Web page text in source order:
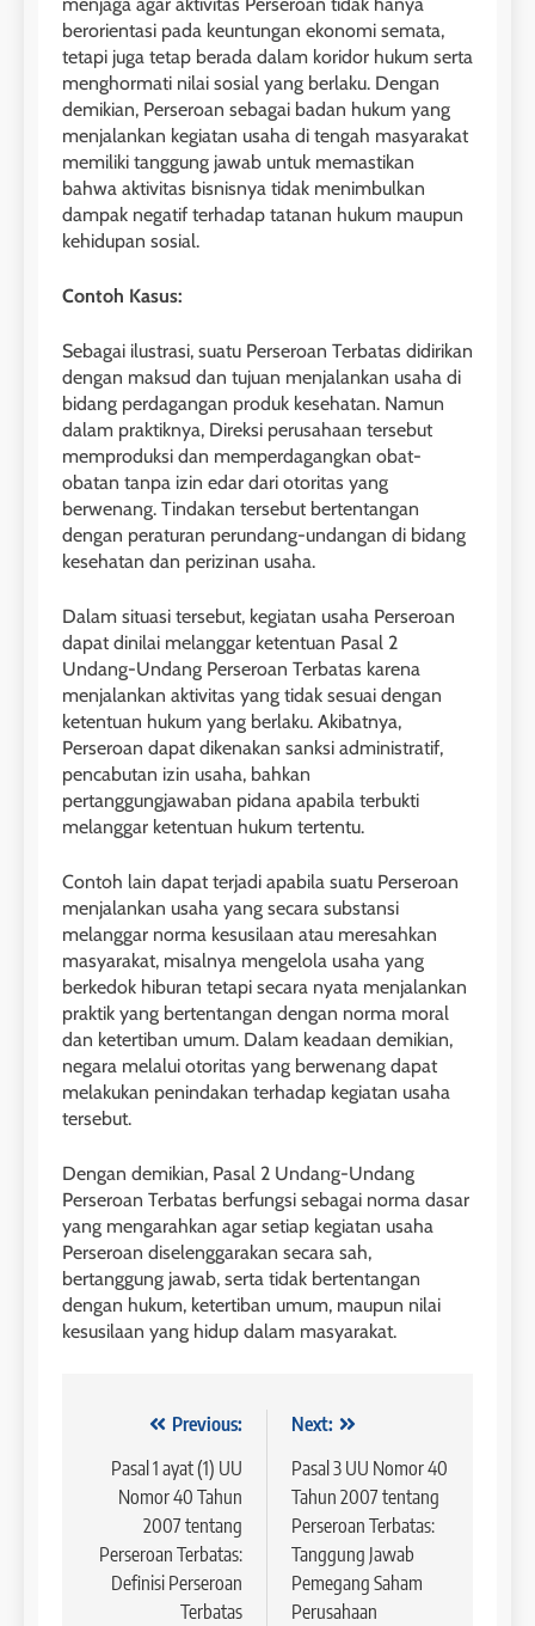
berorientasi pada keuntungan ekonomi semata,
tetapi juga tetap berada dalam koridor hukum serta
menghormati nilai sosial yang berlaku. Dengan
demikian, Perseroan sebagai badan hukum yang
menjalankan kegiatan usaha di tengah masyarakat
memiliki tanggung jawab untuk memastikan
bahwa aktivitas bisnisnya tidak menimbulkan
dampak negatif terhadap tatanan hukum maupun
kehidupan sosial.
Contoh Kasus:
Sebagai ilustrasi, suatu Perseroan Terbatas didirikan
dengan maksud dan tujuan menjalankan usaha di
bidang perdagangan produk kesehatan. Namun
dalam praktiknya, Direksi perusahaan tersebut
memproduksi dan memperdagangkan obat-
obatan tanpa izin edar dari otoritas yang
berwenang. Tindakan tersebut bertentangan
dengan peraturan perundang-undangan di bidang
kesehatan dan perizinan usaha.
Dalam situasi tersebut, kegiatan usaha Perseroan
dapat dinilai melanggar ketentuan Pasal 2
Undang-Undang Perseroan Terbatas karena
menjalankan aktivitas yang tidak sesuai dengan
ketentuan hukum yang berlaku. Akibatnya,
Perseroan dapat dikenakan sanksi administratif,
pencabutan izin usaha, bahkan
pertanggungjawaban pidana apabila terbukti
melanggar ketentuan hukum tertentu.
Contoh lain dapat terjadi apabila suatu Perseroan
menjalankan usaha yang secara substansi
melanggar norma kesusilaan atau meresahkan
masyarakat, misalnya mengelola usaha yang
berkedok hiburan tetapi secara nyata menjalankan
praktik yang bertentangan dengan norma moral
dan ketertiban umum. Dalam keadaan demikian,
negara melalui otoritas yang berwenang dapat
melakukan penindakan terhadap kegiatan usaha
tersebut.
Dengan demikian, Pasal 2 Undang-Undang
Perseroan Terbatas berfungsi sebagai norma dasar
yang mengarahkan agar setiap kegiatan usaha
Perseroan diselenggarakan secara sah,
bertanggung jawab, serta tidak bertentangan
dengan hukum, ketertiban umum, maupun nilai
kesusilaan yang hidup dalam masyarakat.
Navigasi
pos
Previous:
Pasal 1 ayat (1) UU
Nomor 40 Tahun
2007 tentang
Perseroan Terbatas:
Definisi Perseroan
Terbatas
Next:
Pasal 3 UU Nomor 40
Tahun 2007 tentang
Perseroan Terbatas:
Tanggung Jawab
Pemegang Saham
Perusahaan